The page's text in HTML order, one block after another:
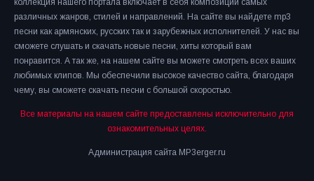
коллекция нашего портала включает в себя композиции самых
различных жанров, стилей и направлений. На сайте вы найдете mp3
песни как армянских, русских так и зарубежных исполнителей. У нас вы
сможете слушать и скачать новые песни, хиты который вам
понравится. А так же, на нашем сайте вы можете смотреть всех ваших
любимых клипов. Мы обеспечили высокое качество сайта, благодаря
чему, вы сможете скачать песни с большой скоростью.
Все материалы на нашем сайте предоставлены исключительно для
ознакомительных целях.
Администрация сайта MP3erger.ru